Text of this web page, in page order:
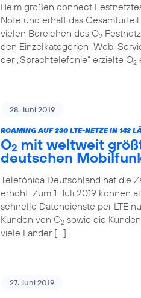
Beim großen connect
Note und erhält das
vielen Bereichen des O2
den Einzelkategorien „Web-
der „Sprachtelefonie“ erzielte O2
28. Juni 2019
ROAMING AUF 230 LTE-NETZE IN 142
O2 mit weltweit
deutschen
Telefónica Deutschland hat die
erhöht: Zum 1. Juli 2019 können
schnelle Datendienste per LTE
Kunden von O2 sowie die
viele Länder […]
27. Juni 2019